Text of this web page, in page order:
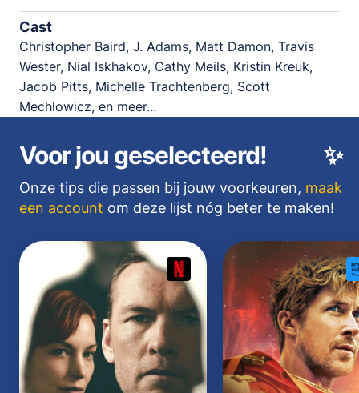
Cast
Christopher Baird, J. Adams, Matt Damon, Travis
Wester, Nial Iskhakov, Cathy Meils, Kristin Kreuk,
Jacob Pitts, Michelle Trachtenberg, Scott
Mechlowicz, en meer...
✨
Voor jou geselecteerd!
Onze tips die passen bij jouw voorkeuren, maak
een account om deze lijst nóg beter te maken!